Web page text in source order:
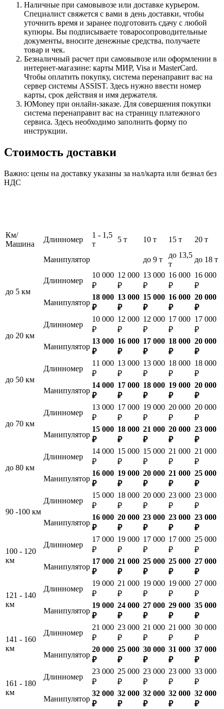
Наличные при самовывозе или доставке курьером.
Специалист свяжется с вами в день доставки, чтобы
уточнить время и заранее подготовить сдачу с любой
купюры. Вы подписываете товаросопроводительные
документы, вносите денежные средства, получаете
товар и чек.
Безналичный расчет при самовывозе или оформлении в
интернет-магазине: карты МИР, Visa и MasterCard.
Чтобы оплатить покупку, система перенаправит вас на
сервер системы ASSIST. Здесь нужно ввести номер
карты, срок действия и имя держателя.
ЮMoney при онлайн-заказе. Для совершения покупки
система перенаправит вас на страницу платежного
сервиса. Здесь необходимо заполнить форму по
инструкции.
Стоимость доставки
Важно: цены на доставку указаны за нал/карта или безнал без
НДС
Км/
Машина
Длинномер
1 - 1,5
т
5 т 10 т 15 т 20 т
Манипулятор до 9 т
до 13,5
т
до 18 т
до 5 км
Длинномер
10 000
₽
12 000
₽
13 000
₽
16 000
₽
16 000
₽
Манипулятор
18 000
₽
13 000
₽
15 000
₽
16 000
₽
20 000
₽
до 20 км
Длинномер
10 000
₽
12 000
₽
12 000
₽
17 000
₽
17 000
₽
Манипулятор
13 000
₽
16 000
₽
17 000
₽
18 000
₽
20 000
₽
до 50 км
Длинномер
11 000
₽
13 000
₽
13 000
₽
18 000
₽
18 000
₽
Манипулятор
14 000
₽
17 000
₽
18 000
₽
19 000
₽
20 000
₽
до 70 км
Длинномер
13 000
₽
17 000
₽
19 000
₽
20 000
₽
20 000
₽
Манипулятор
15 000
₽
18 000
₽
21 000
₽
20 000
₽
23 000
₽
до 80 км
Длинномер
14 000
₽
15 000
₽
15 000
₽
21 000
₽
21 000
₽
Манипулятор
16 000
₽
19 000
₽
20 000
₽
21 000
₽
25 000
₽
90 -100 км
Длинномер
15 000
₽
18 000
₽
20 000
₽
23 000
₽
23 000
₽
Манипулятор
16 000
₽
20 000
₽
23 000
₽
23 000
₽
23 000
₽
100 - 120
км
Длинномер
17 000
₽
19 000
₽
17 000
₽
17 000
₽
25 000
₽
Манипулятор
17 000
₽
21 000
₽
25 000
₽
25 000
₽
27 000
₽
121 - 140
км
Длинномер
19 000
₽
21 000
₽
19 000
₽
19 000
₽
27 000
₽
Манипулятор
19 000
₽
24 000
₽
27 000
₽
29 000
₽
35 000
₽
141 - 160
км
Длинномер
21 000
₽
23 000
₽
21 000
₽
21 000
₽
30 000
₽
Манипулятор
20 000
₽
25 000
₽
30 000
₽
31 000
₽
37 000
₽
161 - 180
км
Длинномер
23 000
₽
25 000
₽
23 000
₽
23 000
₽
33 000
₽
Манипулятор
32 000
₽
32 000
₽
32 000
₽
32 000
₽
32 000
₽